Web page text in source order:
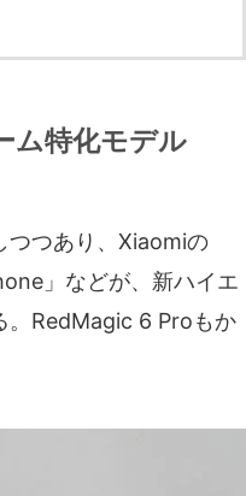
ム特化モデル
つつあり、Xiaomiの
」などが、新ハイエ
。RedMagic 6 Proもか